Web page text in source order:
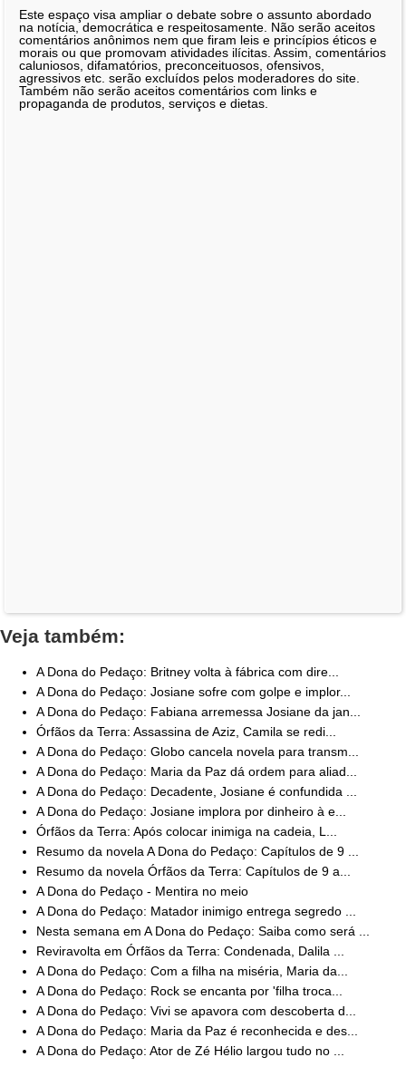
Este espaço visa ampliar o debate sobre o assunto abordado
na notícia, democrática e respeitosamente. Não serão aceitos
comentários anônimos nem que firam leis e princípios éticos e
morais ou que promovam atividades ilícitas. Assim, comentários
caluniosos, difamatórios, preconceituosos, ofensivos,
agressivos etc. serão excluídos pelos moderadores do site.
Também não serão aceitos comentários com links e
propaganda de produtos, serviços e dietas.
Veja também:
A Dona do Pedaço: Britney volta à fábrica com dire...
A Dona do Pedaço: Josiane sofre com golpe e implor...
A Dona do Pedaço: Fabiana arremessa Josiane da jan...
Órfãos da Terra: Assassina de Aziz, Camila se redi...
A Dona do Pedaço: Globo cancela novela para transm...
A Dona do Pedaço: Maria da Paz dá ordem para aliad...
A Dona do Pedaço: Decadente, Josiane é confundida ...
A Dona do Pedaço: Josiane implora por dinheiro à e...
Órfãos da Terra: Após colocar inimiga na cadeia, L...
Resumo da novela A Dona do Pedaço: Capítulos de 9 ...
Resumo da novela Órfãos da Terra: Capítulos de 9 a...
A Dona do Pedaço - Mentira no meio
A Dona do Pedaço: Matador inimigo entrega segredo ...
Nesta semana em A Dona do Pedaço: Saiba como será ...
Reviravolta em Órfãos da Terra: Condenada, Dalila ...
A Dona do Pedaço: Com a filha na miséria, Maria da...
A Dona do Pedaço: Rock se encanta por 'filha troca...
A Dona do Pedaço: Vivi se apavora com descoberta d...
A Dona do Pedaço: Maria da Paz é reconhecida e des...
A Dona do Pedaço: Ator de Zé Hélio largou tudo no ...